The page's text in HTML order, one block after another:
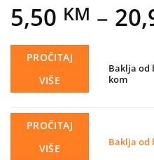
5,50 KM –
PROČITAJ
VIŠE
Baklja od
kom
PROČITAJ
VIŠE
Baklja od